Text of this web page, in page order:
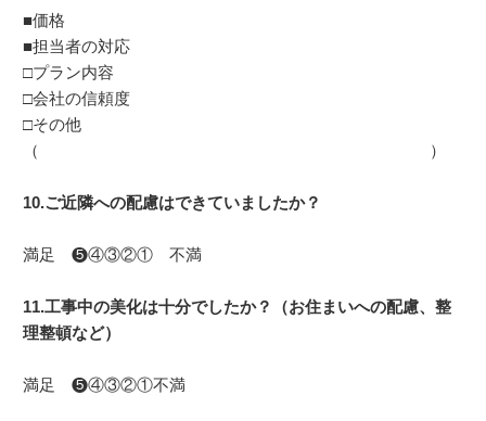
■価格
■担当者の対応
□プラン内容
□会社の信頼度
□その他
（ ）
10.ご近隣への配慮はできていましたか？
満足 ❺④③②① 不満
11.工事中の美化は十分でしたか？（お住まいへの配慮、整
理整頓など）
満足 ❺④③②①不満